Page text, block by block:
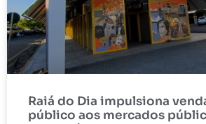
Raiá do Dia impulsiona
público aos mercados